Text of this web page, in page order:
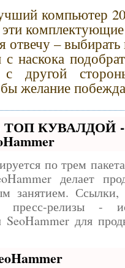
компьютер
отвечу –
наскока
другой
желание
ТОП КУВАЛДОЙ -
по трем
делает
занятием. Ссылки,
пресс-релизы -
для